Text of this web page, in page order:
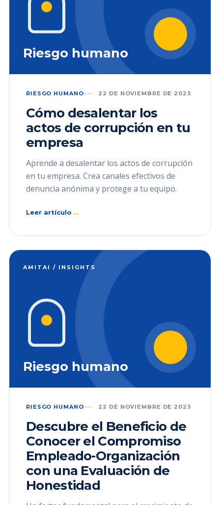
Riesgo humano
RIESGO HUMANO 22 DE NOVIEMBRE DE 2023
Cómo desalentar los
actos de corrupción en tu
empresa
Aprende a desalentar los actos de corrupción
en tu empresa. Crea canales efectivos de
denuncia anónima y protege a tu equipo.
Leer artículo →
AMITAI / INSIGHTS
Riesgo humano
RIESGO HUMANO 22 DE NOVIEMBRE DE 2023
Descubre el Beneficio de
Conocer el Compromiso
Empleado-Organización
con una Evaluación de
Honestidad